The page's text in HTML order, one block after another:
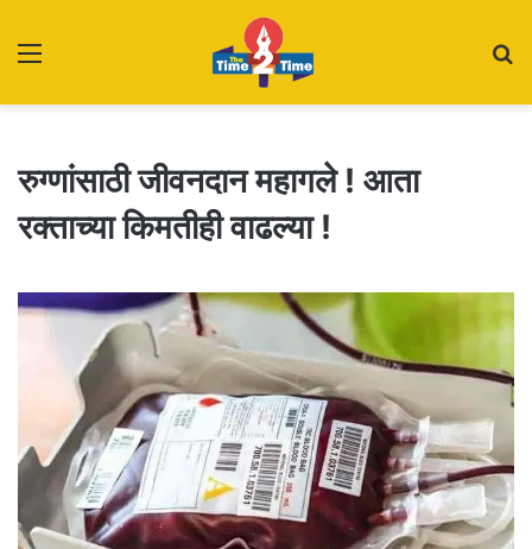
रुग्णांसाठी जीवनदान महागले ! आता
रक्ताच्या किमतीही वाढल्या !